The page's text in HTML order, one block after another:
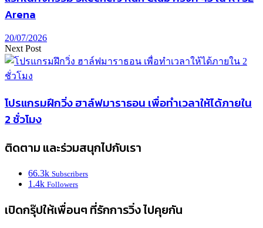
Arena
20/07/2026
Next Post
โปรแกรมฝึกวิ่ง ฮาล์ฟมาราธอน เพื่อทำเวลาให้ได้ภายใน
2 ชั่วโมง
ติดตาม และร่วมสนุกไปกับเรา
66.3k Subscribers
1.4k Followers
เปิดกรุ๊ปให้เพื่อนๆ ที่รักการวิ่ง ไปคุยกัน